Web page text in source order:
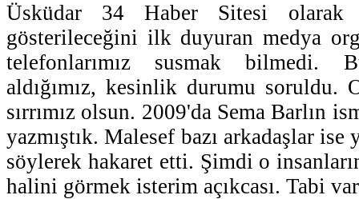
Üsküdar 34 Haber Sitesi olarak
gösterileceğini ilk duyuran medya
telefonlarımız susmak
aldığımız, kesinlik durumu soruldu.
sırrımız olsun. 2009'da Sema Barlın
yazmıştık. Malesef bazı arkadaşlar ise
söylerek hakaret etti. Şimdi o
halini görmek isterim açıkcası. Tabi